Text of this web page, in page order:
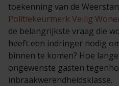
toekenning van de
Politiekeurmerk Veilig
de belangrijkste vraag die
heeft een indringer nodig
binnen te komen? Hoe
ongewenste gasten
inbraakwerendheidsklasse.